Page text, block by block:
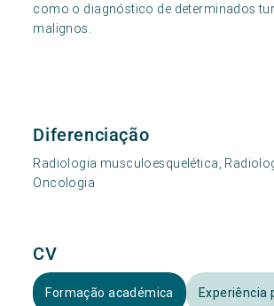
como o diagnóstico de determinados
malignos.
Diferenciação
Radiologia musculoesquelética,
Oncologia
CV
Formação académica Experiência